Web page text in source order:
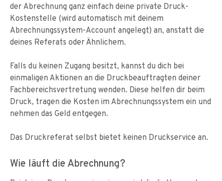
der Abrechnung ganz einfach deine private Druck-
Kostenstelle (wird automatisch mit deinem
Abrechnungssystem-Account angelegt) an, anstatt die
deines Referats oder Ähnlichem.
Falls du keinen Zugang besitzt, kannst du dich bei
einmaligen Aktionen an die Druckbeauftragten deiner
Fachbereichsvertretung wenden. Diese helfen dir beim
Druck, tragen die Kosten im Abrechnungssystem ein und
nehmen das Geld entgegen.
Das Druckreferat selbst bietet keinen Druckservice an.
Wie läuft die Abrechnung?